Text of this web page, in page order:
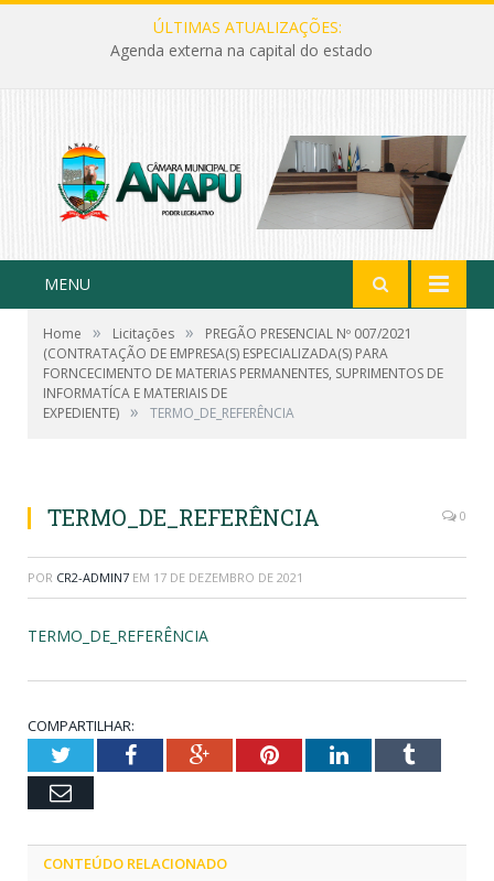
ÚLTIMAS ATUALIZAÇÕES:
Agenda externa na capital do estado
MENU
Home » Licitações »
PREGÃO PRESENCIAL Nº 007/2021
(CONTRATAÇÃO DE EMPRESA(S) ESPECIALIZADA(S) PARA
FORNCECIMENTO DE MATERIAS PERMANENTES, SUPRIMENTOS DE
INFORMATÍCA E MATERIAIS DE
EXPEDIENTE) » TERMO_DE_REFERÊNCIA
TERMO_DE_REFERÊNCIA 0
POR CR2-ADMIN7 EM 17 DE DEZEMBRO DE 2021
TERMO_DE_REFERÊNCIA
COMPARTILHAR:
TwitterFacebookGoogle+PinterestLinkedInTumblr
Email
CONTEÚDO RELACIONADO